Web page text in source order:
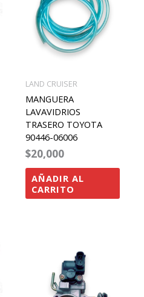
LAND CRUISER
MANGUERA
LAVAVIDRIOS
TRASERO TOYOTA
90446-06006
$20,000
AÑADIR AL
CARRITO